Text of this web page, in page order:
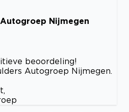
Nijmegen
beoordeling!
Autogroep Nijmegen.